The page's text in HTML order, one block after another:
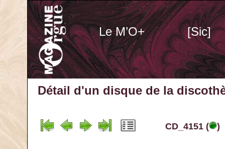
Le M’O+ [Sic]
Détail d'un disque de la
CD_4151 ( )